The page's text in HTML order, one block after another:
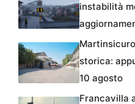
instabilità
storica:
10 agosto
Francavilla